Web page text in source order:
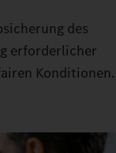
des
erforderlicher
Konditionen.